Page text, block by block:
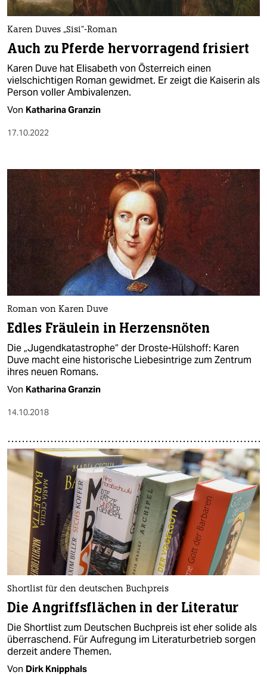
nord
wahrheit
verlag
verlag
veranstaltungen
fragen & hilfe
unterstützen
genossenschaft
epaper login
Karen Duves „Sisi“-Roman
Auch zu Pferde hervorragend frisiert
Karen Duve hat Elisabeth von Österreich einen
vielschichtigen Roman gewidmet. Er zeigt die Kaiserin als
Person voller Ambivalenzen.
Von Katharina Granzin
17.10.2022
Roman von Karen Duve
Edles Fräulein in Herzensnöten
Die „Jugendkatastrophe“ der Droste-Hülshoff: Karen
Duve macht eine historische Liebesintrige zum Zentrum
ihres neuen Romans.
Von Katharina Granzin
14.10.2018
Shortlist für den deutschen Buchpreis
Die Angriffsflächen in der Literatur
Die Shortlist zum Deutschen Buchpreis ist eher solide als
überraschend. Für Aufregung im Literaturbetrieb sorgen
derzeit andere Themen.
Von Dirk Knipphals